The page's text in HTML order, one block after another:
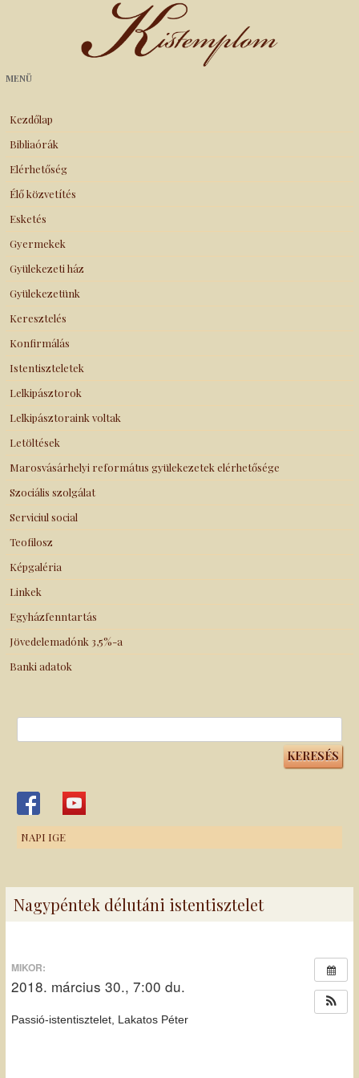
Kistemplom
MENÜ
Kezdőlap
Bibliaórák
Elérhetőség
Élő közvetítés
Esketés
Gyermekek
Gyülekezeti ház
Gyülekezetünk
Keresztelés
Konfirmálás
Istentiszteletek
Lelkipásztorok
Lelkipásztoraink voltak
Letöltések
Marosvásárhelyi református gyülekezetek elérhetősége
Szociális szolgálat
Serviciul social
Teofilosz
Képgaléria
Linkek
Egyházfenntartás
Jövedelemadónk 3,5%-a
Banki adatok
NAPI IGE
Nagypéntek délutáni istentisztelet
MIKOR:
2018. március 30., 7:00 du.
Passió-istentisztelet, Lakatos Péter